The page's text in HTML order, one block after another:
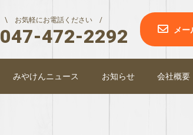
\ お気軽にお電話ください /
047-472-2292 メー
みやけんニュース お知らせ 会社概要